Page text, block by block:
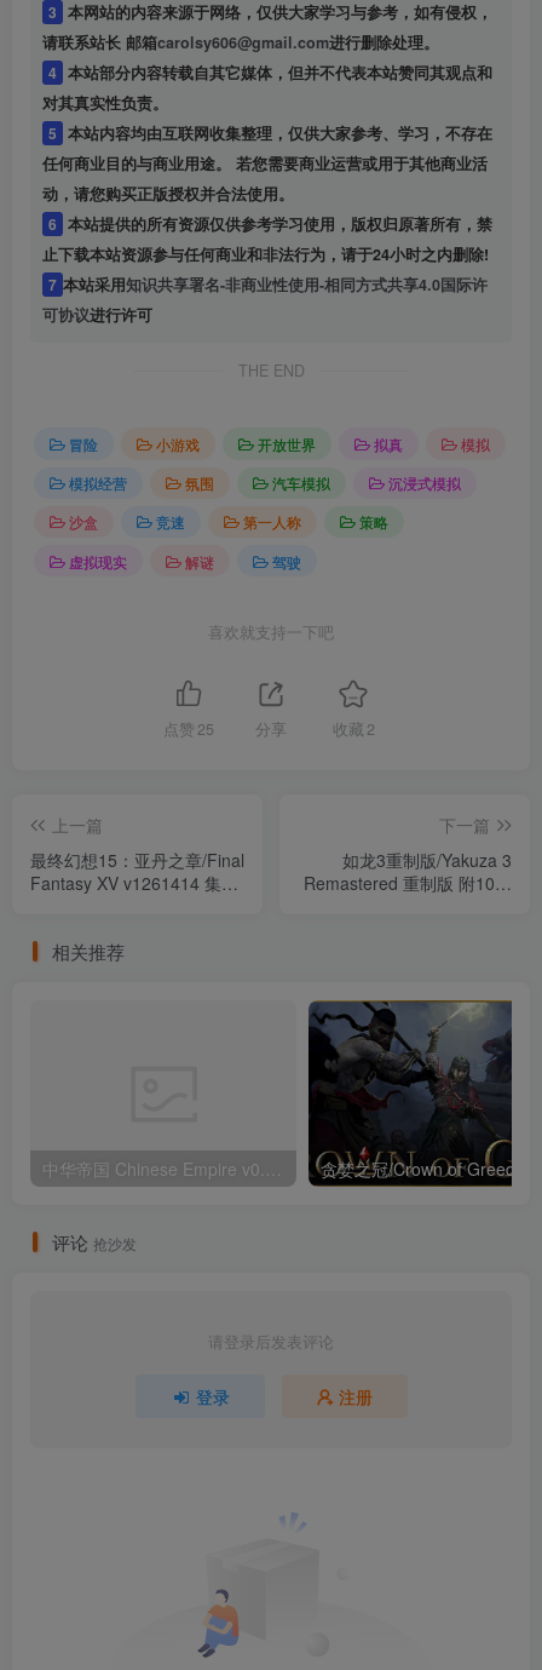
3 本网站的内容来源于网络，仅供大家学习与参考，如有侵权，
请联系站长 邮箱carolsy606@gmail.com进行删除处理。
4 本站部分内容转载自其它媒体，但并不代表本站赞同其观点和
对其真实性负责。
5
任何商业目的与商业用途。 若您需要商业运营或用于其他商业活
动，请您购买正版授权并合法使用。
6 本站提供的所有资源仅供参考学习使用，版权归原著所有，禁
止下载本站资源参与任何商业和非法行为，请于24小时之内删除!
7 本站采用知识共享署名-非商业性使用-相同方式共享4.0国际许
可协议进行许可
THE END
冒险 小游戏 开放世界 拟真
模拟
模拟经营
氛围 汽车模拟
沉浸式模拟
沙盒
竞速 第一人称
策略
虚拟现实
解谜 驾驶
喜欢就支持一下吧
点赞 25 分享 收藏 2
上一篇
最终幻想15：亚丹之章/Final
Fantasy XV v1261414 集成
古拉迪欧拉斯章.全DLC 附高
下一篇
如龙3重制版/Yakuza 3
Remastered 重制版 附10项
相关推荐
评论 抢沙发
请登录后发表评论
登录 注册